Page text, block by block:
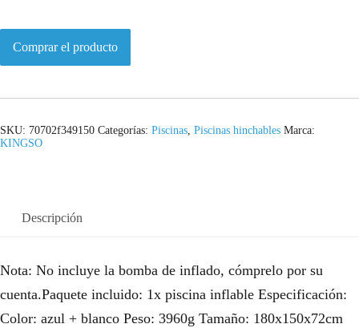
Comprar el producto
SKU: 70702f349150 Categorías: Piscinas, Piscinas hinchables Marca:
KINGSO
Descripción
Nota: No incluye la bomba de inflado, cómprelo por su
cuenta.Paquete incluido: 1x piscina inflable Especificación:
Color: azul + blanco Peso: 3960g Tamaño: 180x150x72cm